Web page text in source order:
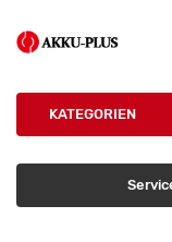
KATEGORIEN